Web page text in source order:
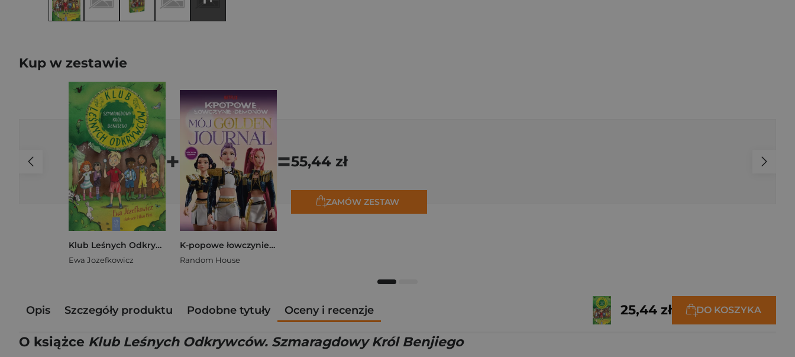
Kup w zestawie
Klub Leśnych Odkrywców. Szmaragdowy Król Benjiego
Ewa Jozefkowicz
+
K-popowe łowczynie demonów. Mój golden journal. Oficjalny dziennik
Random House
=55,44 zł
ZAMÓW ZESTAW
Opis Szczegóły produktu Podobne tytuły Oceny i recenzje 25,44 zł DO KOSZYKA
O książce Klub Leśnych Odkrywców. Szmaragdowy Król Benjiego